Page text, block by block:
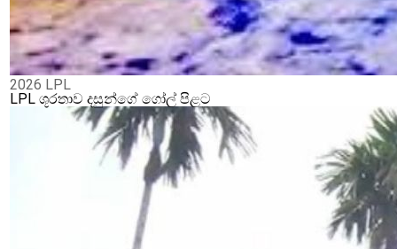
2026 LPL
LPL ශූරතාව දසුන්ගේ ගෝල් පිළට